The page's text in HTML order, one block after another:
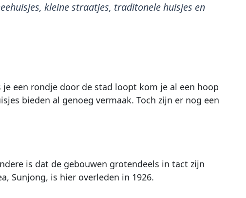
kleine straatjes, traditonele huisjes en
een rondje door de stad loopt kom je al een hoop
bieden al genoeg vermaak. Toch zijn er nog een
is dat de gebouwen grotendeels in tact zijn
Sunjong, is hier overleden in 1926.